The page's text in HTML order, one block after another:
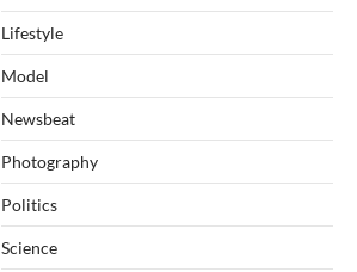
Lifestyle
Model
Newsbeat
Photography
Politics
Science